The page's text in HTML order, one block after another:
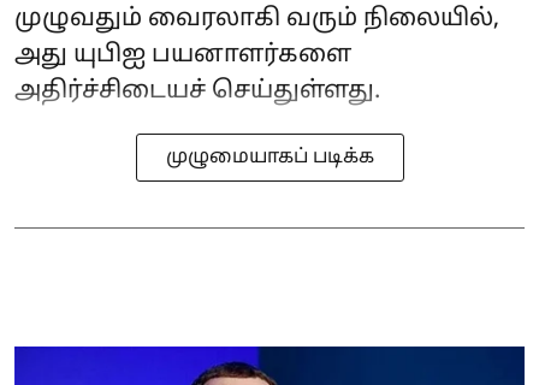
முழுவதும் வைரலாகி வரும் நிலையில்,
அது யுபிஐ பயனாளர்களை
அதிர்ச்சிடையச் செய்துள்ளது.
முழுமையாகப் படிக்க